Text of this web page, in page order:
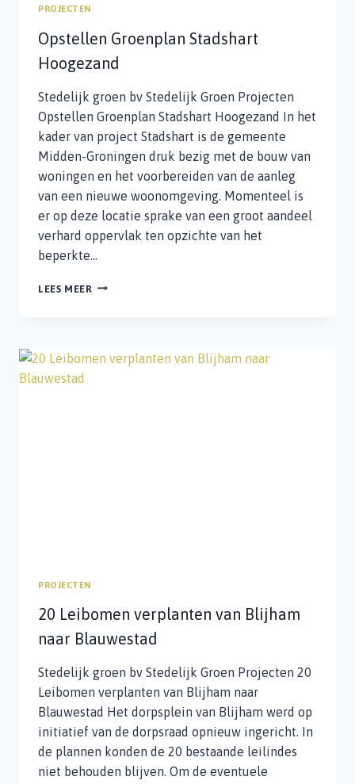
PROJECTEN
Opstellen Groenplan Stadshart
Hoogezand
Stedelijk groen bv Stedelijk Groen Projecten
Opstellen Groenplan Stadshart Hoogezand In het
kader van project Stadshart is de gemeente
Midden-Groningen druk bezig met de bouw van
woningen en het voorbereiden van de aanleg
van een nieuwe woonomgeving. Momenteel is
er op deze locatie sprake van een groot aandeel
verhard oppervlak ten opzichte van het
beperkte…
LEES MEER OPSTELLEN
PROJECTEN
20 Leibomen verplanten van Blijham
naar Blauwestad
Stedelijk groen bv Stedelijk Groen Projecten 20
Leibomen verplanten van Blijham naar
Blauwestad Het dorpsplein van Blijham werd op
initiatief van de dorpsraad opnieuw ingericht. In
de plannen konden de 20 bestaande leilindes
niet behouden blijven. Om de eventuele